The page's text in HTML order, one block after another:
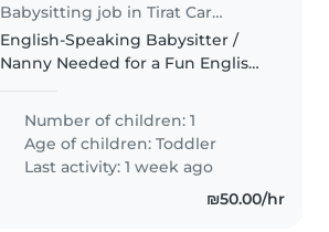
Babysitting job in Tirat Carmel
English-Speaking Babysitter /
Nanny Needed for a Fun English
looking for a warm, energetic,
and responsible female
babysitter/nanny to spend a full
day..
Number of children: 1
Age of children:Toddler
Last activity: 1 week ago
₪50.00/hr